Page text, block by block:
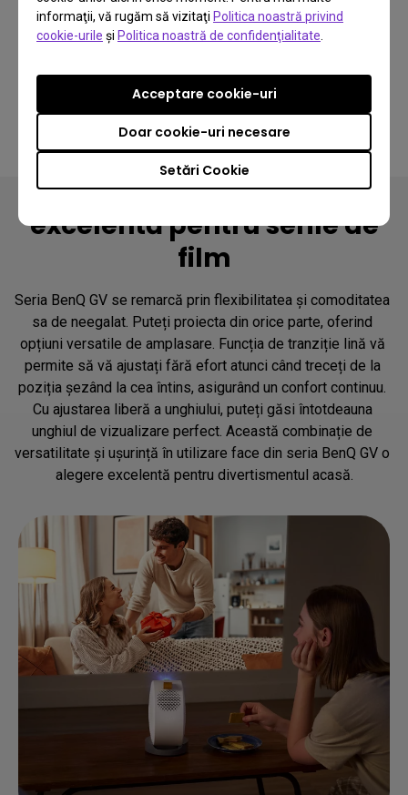
informaţii, vă rugăm să vizitaţi Politica noastră privind
cookie-urile şi Politica noastră de confidenţialitate
Setări Cookie
Doar cookie-uri necesare
Acceptare cookie-uri
De ce seria GV este
excelentă pentru serile de
film
Seria BenQ GV se remarcă prin flexibilitatea și comoditatea
sa de neegalat. Puteți proiecta din orice parte, oferind
opțiuni versatile de amplasare. Funcția de tranziție lină vă
permite să vă ajustați fără efort atunci când treceți de la
poziția șezând la cea întins, asigurând un confort continuu.
Cu ajustarea liberă a unghiului, puteți găsi întotdeauna
unghiul de vizualizare perfect. Această combinație de
versatilitate și ușurință în utilizare face din seria BenQ GV o
alegere excelentă pentru divertismentul acasă.